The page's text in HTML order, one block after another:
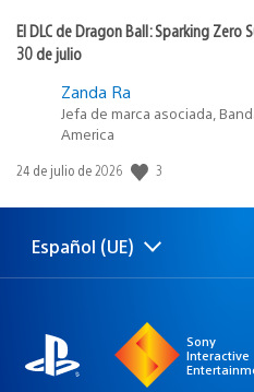
El DLC de Dragon Ball: Sparking
30 de julio
Zanda Ra
Jefa de marca asociada,
America
Fecha
publicación:
24 de julio de 2026 3
Selecciona
Región
Español (UE)
Sony
Interactive